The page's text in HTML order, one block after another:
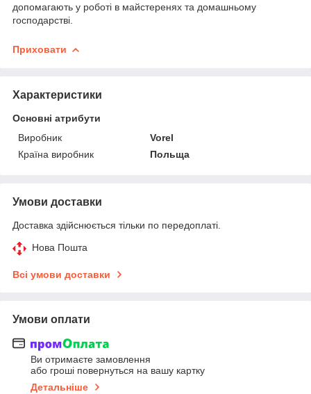
допомагають у роботі в майстеренях та домашньому
господарстві.
Приховати
Характеристики
Основні атрибути
Виробник
Vorel
Країна виробник
Польща
Умови доставки
Доставка здійснюється тільки по передоплаті.
Нова Пошта
Всі умови доставки
Умови оплати
Ви отримаєте замовлення
або гроші повернуться на вашу картку
Детальніше